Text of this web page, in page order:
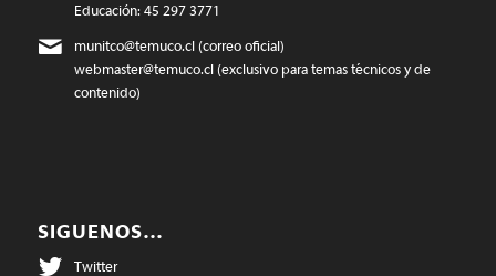
Educación: 45 297 3771
munitco@temuco.cl(correo oficial)
webmaster@temuco.cl(exclusivo para temas técnicos y de
contenido)
SIGUENOS…
Twitter